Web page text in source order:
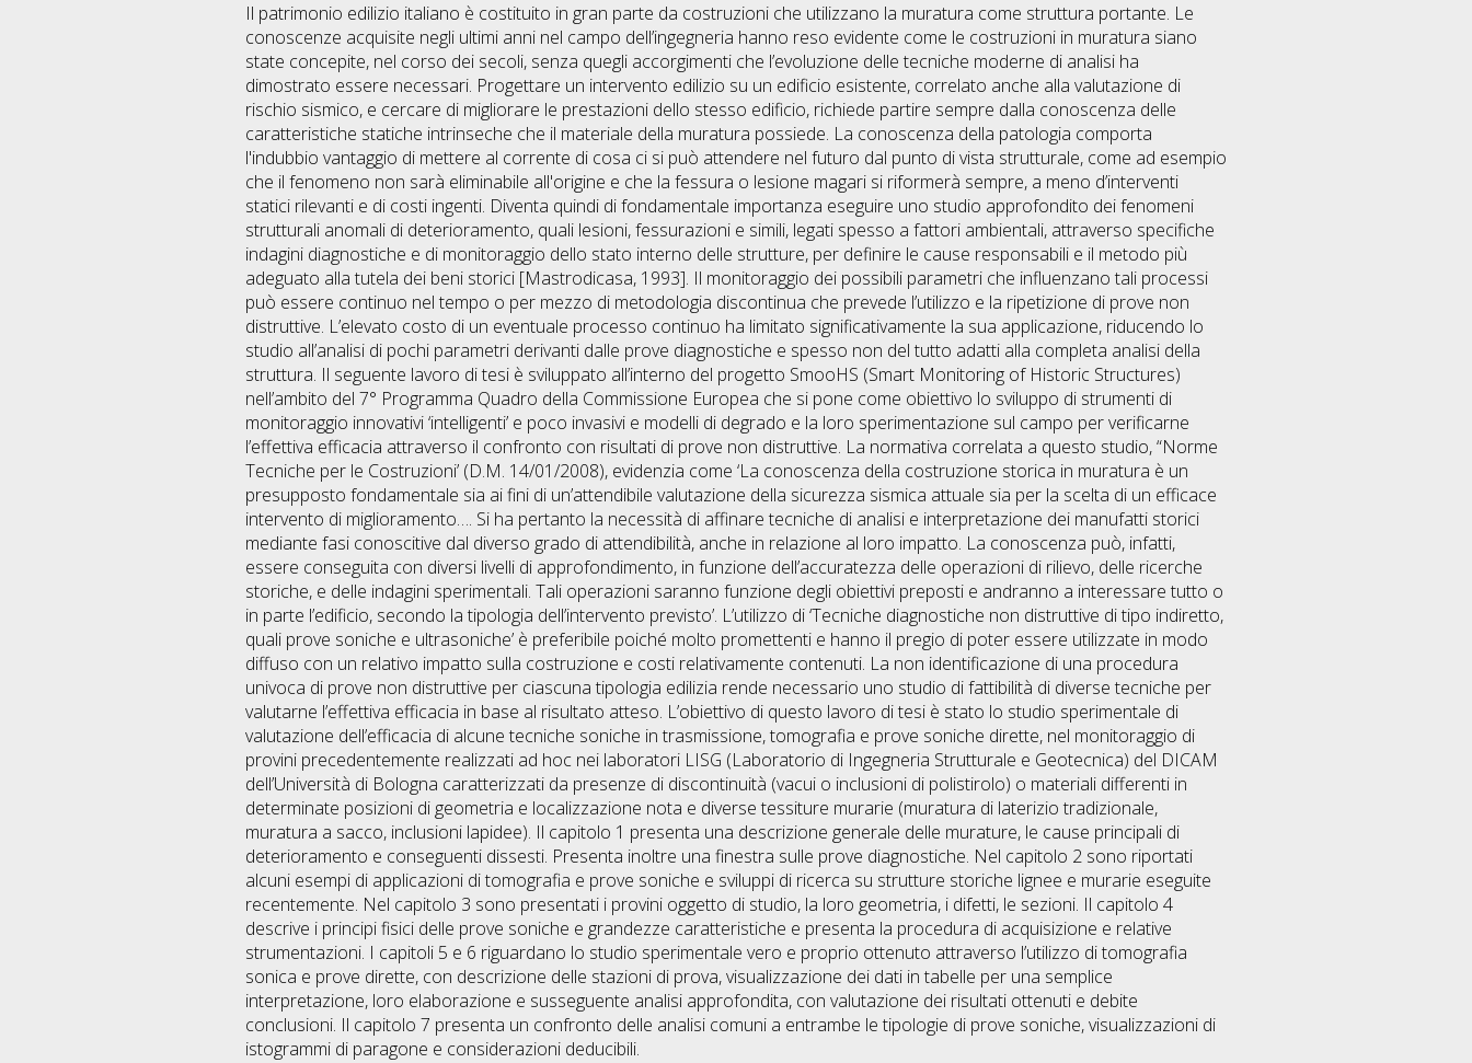
Il patrimonio edilizio italiano è costituito in gran parte da costruzioni che utilizzano la muratura come struttura portante. Le
conoscenze acquisite negli ultimi anni nel campo dell’ingegneria hanno reso evidente come le costruzioni in muratura siano
state concepite, nel corso dei secoli, senza quegli accorgimenti che l’evoluzione delle tecniche moderne di analisi ha
dimostrato essere necessari. Progettare un intervento edilizio su un edificio esistente, correlato anche alla valutazione di
rischio sismico, e cercare di migliorare le prestazioni dello stesso edificio, richiede partire sempre dalla conoscenza delle
caratteristiche statiche intrinseche che il materiale della muratura possiede. La conoscenza della patologia comporta
l'indubbio vantaggio di mettere al corrente di cosa ci si può attendere nel futuro dal punto di vista strutturale, come ad esempio
che il fenomeno non sarà eliminabile all'origine e che la fessura o lesione magari si riformerà sempre, a meno d’interventi
statici rilevanti e di costi ingenti. Diventa quindi di fondamentale importanza eseguire uno studio approfondito dei fenomeni
strutturali anomali di deterioramento, quali lesioni, fessurazioni e simili, legati spesso a fattori ambientali, attraverso specifiche
indagini diagnostiche e di monitoraggio dello stato interno delle strutture, per definire le cause responsabili e il metodo più
adeguato alla tutela dei beni storici [Mastrodicasa, 1993]. Il monitoraggio dei possibili parametri che influenzano tali processi
può essere continuo nel tempo o per mezzo di metodologia discontinua che prevede l’utilizzo e la ripetizione di prove non
distruttive. L’elevato costo di un eventuale processo continuo ha limitato significativamente la sua applicazione, riducendo lo
studio all’analisi di pochi parametri derivanti dalle prove diagnostiche e spesso non del tutto adatti alla completa analisi della
struttura. Il seguente lavoro di tesi è sviluppato all’interno del progetto SmooHS (Smart Monitoring of Historic Structures)
nell’ambito del 7° Programma Quadro della Commissione Europea che si pone come obiettivo lo sviluppo di strumenti di
monitoraggio innovativi ‘intelligenti’ e poco invasivi e modelli di degrado e la loro sperimentazione sul campo per verificarne
l’effettiva efficacia attraverso il confronto con risultati di prove non distruttive. La normativa correlata a questo studio, “Norme
Tecniche per le Costruzioni’ (D.M. 14/01/2008), evidenzia come ‘La conoscenza della costruzione storica in muratura è un
presupposto fondamentale sia ai fini di un’attendibile valutazione della sicurezza sismica attuale sia per la scelta di un efficace
intervento di miglioramento…. Si ha pertanto la necessità di affinare tecniche di analisi e interpretazione dei manufatti storici
mediante fasi conoscitive dal diverso grado di attendibilità, anche in relazione al loro impatto. La conoscenza può, infatti,
essere conseguita con diversi livelli di approfondimento, in funzione dell’accuratezza delle operazioni di rilievo, delle ricerche
storiche, e delle indagini sperimentali. Tali operazioni saranno funzione degli obiettivi preposti e andranno a interessare tutto o
in parte l’edificio, secondo la tipologia dell’intervento previsto’. L’utilizzo di ‘Tecniche diagnostiche non distruttive di tipo indiretto,
quali prove soniche e ultrasoniche’ è preferibile poiché molto promettenti e hanno il pregio di poter essere utilizzate in modo
diffuso con un relativo impatto sulla costruzione e costi relativamente contenuti. La non identificazione di una procedura
univoca di prove non distruttive per ciascuna tipologia edilizia rende necessario uno studio di fattibilità di diverse tecniche per
valutarne l’effettiva efficacia in base al risultato atteso. L’obiettivo di questo lavoro di tesi è stato lo studio sperimentale di
valutazione dell’efficacia di alcune tecniche soniche in trasmissione, tomografia e prove soniche dirette, nel monitoraggio di
provini precedentemente realizzati ad hoc nei laboratori LISG (Laboratorio di Ingegneria Strutturale e Geotecnica) del DICAM
dell’Università di Bologna caratterizzati da presenze di discontinuità (vacui o inclusioni di polistirolo) o materiali differenti in
determinate posizioni di geometria e localizzazione nota e diverse tessiture murarie (muratura di laterizio tradizionale,
muratura a sacco, inclusioni lapidee). Il capitolo 1 presenta una descrizione generale delle murature, le cause principali di
deterioramento e conseguenti dissesti. Presenta inoltre una finestra sulle prove diagnostiche. Nel capitolo 2 sono riportati
alcuni esempi di applicazioni di tomografia e prove soniche e sviluppi di ricerca su strutture storiche lignee e murarie eseguite
recentemente. Nel capitolo 3 sono presentati i provini oggetto di studio, la loro geometria, i difetti, le sezioni. Il capitolo 4
descrive i principi fisici delle prove soniche e grandezze caratteristiche e presenta la procedura di acquisizione e relative
strumentazioni. I capitoli 5 e 6 riguardano lo studio sperimentale vero e proprio ottenuto attraverso l’utilizzo di tomografia
sonica e prove dirette, con descrizione delle stazioni di prova, visualizzazione dei dati in tabelle per una semplice
interpretazione, loro elaborazione e susseguente analisi approfondita, con valutazione dei risultati ottenuti e debite
conclusioni. Il capitolo 7 presenta un confronto delle analisi comuni a entrambe le tipologie di prove soniche, visualizzazioni di
istogrammi di paragone e considerazioni deducibili.